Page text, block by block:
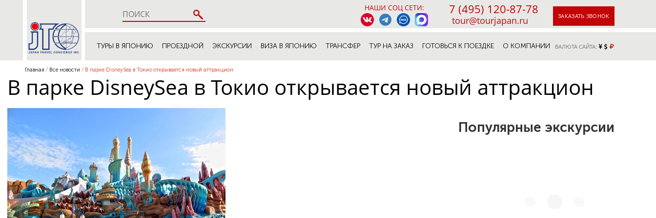
НАШИ СОЦ СЕТИ: 7 (495) 120-87-78
tour@tourjapan.ru ЗАКАЗАТЬ ЗВОНОК
ТУРЫ В ЯПОНИЮ ПРОЕЗДНОЙ ЭКСКУРСИИ ВИЗА В ЯПОНИЮ ТРАНСФЕР ТУР НА ЗАКАЗ ГОТОВЬСЯ К ПОЕЗДКЕ О КОМПАНИИ ВАЛЮТА САЙТА:
Главная Все новости В парке DisneySea в Токио открывается новый аттракцион
В парке DisneySea в Токио открывается новый аттракцион
Популярные экскурсии